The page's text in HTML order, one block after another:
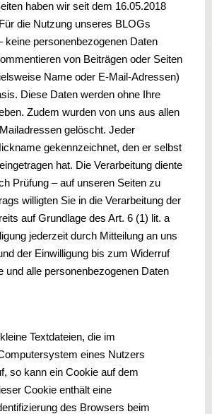
haben wir seit dem 16.05.2018
die Nutzung unseres BLOGs
keine personenbezogenen Daten
von Beiträgen oder Seiten
Name oder E-Mail-Adressen)
Diese Daten werden ohne Ihre
Zudem wurden von uns aus allen
gelöscht. Jeder
gekennzeichnet, den er selbst
hat. Die Verarbeitung diente
Prüfung – auf unseren Seiten zu
willigten Sie in die Verarbeitung der
auf Grundlage des Art. 6 (1) lit. a
jederzeit durch Mitteilung an uns
der Einwilligung bis zum Widerruf
und alle personenbezogenen Daten
Textdateien, die im
eines Nutzers
so kann ein Cookie auf dem
Cookie enthält eine
des Browsers beim